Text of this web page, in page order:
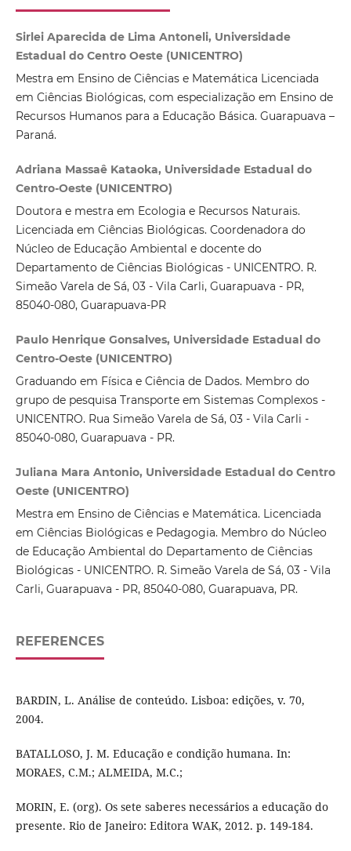
Sirlei Aparecida de Lima Antoneli, Universidade
Estadual do Centro Oeste (UNICENTRO)
Mestra em Ensino de Ciências e Matemática Licenciada
em Ciências Biológicas, com especialização em Ensino de
Recursos Humanos para a Educação Básica. Guarapuava –
Paraná.
Adriana Massaê Kataoka, Universidade Estadual do
Centro-Oeste (UNICENTRO)
Doutora e mestra em Ecologia e Recursos Naturais.
Licenciada em Ciências Biológicas. Coordenadora do
Núcleo de Educação Ambiental e docente do
Departamento de Ciências Biológicas - UNICENTRO. R.
Simeão Varela de Sá, 03 - Vila Carli, Guarapuava - PR,
85040-080, Guarapuava-PR
Paulo Henrique Gonsalves, Universidade Estadual do
Centro-Oeste (UNICENTRO)
Graduando em Física e Ciência de Dados. Membro do
grupo de pesquisa Transporte em Sistemas Complexos -
UNICENTRO. Rua Simeão Varela de Sá, 03 - Vila Carli -
85040-080, Guarapuava - PR.
Juliana Mara Antonio, Universidade Estadual do Centro
Oeste (UNICENTRO)
Mestra em Ensino de Ciências e Matemática. Licenciada
em Ciências Biológicas e Pedagogia. Membro do Núcleo
de Educação Ambiental do Departamento de Ciências
Biológicas - UNICENTRO. R. Simeão Varela de Sá, 03 - Vila
Carli, Guarapuava - PR, 85040-080, Guarapuava, PR.
REFERENCES
BARDIN, L. Análise de conteúdo. Lisboa: edições, v. 70,
2004.
BATALLOSO, J. M. Educação e condição humana. In:
MORAES, C.M.; ALMEIDA, M.C.;
MORIN, E. (org). Os sete saberes necessários a educação do
presente. Rio de Janeiro: Editora WAK, 2012. p. 149-184.